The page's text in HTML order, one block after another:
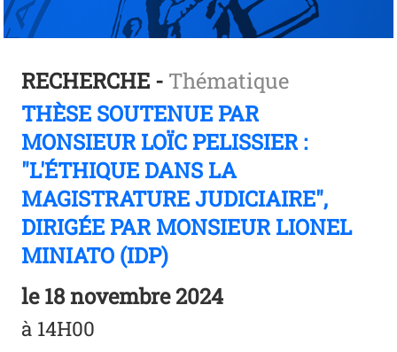
RECHERCHE - Thématique
THÈSE SOUTENUE PAR
MONSIEUR LOÏC PELISSIER :
"L'ÉTHIQUE DANS LA
MAGISTRATURE JUDICIAIRE",
DIRIGÉE PAR MONSIEUR LIONEL
MINIATO (IDP)
le18 novembre 2024
à 14H00